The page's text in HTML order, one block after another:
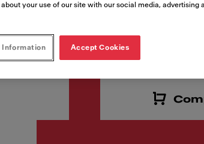
116.0609.445
VAT included. Depending on
your use of our site with our social media, advertising
Information Accept Cookies